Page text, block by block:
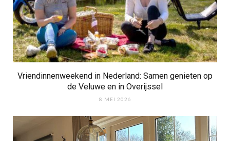
Vriendinnenweekend in Nederland: Samen genieten op
de Veluwe en in Overijssel
8 MEI 2026